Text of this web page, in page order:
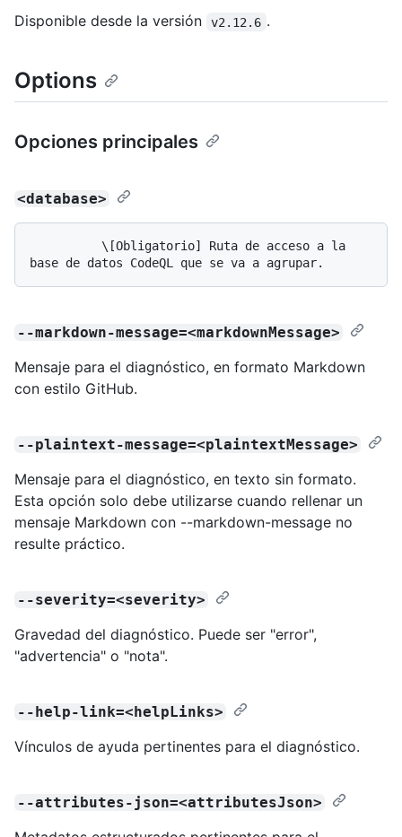
Disponible desde la versión v2.12.6 .
Options
Opciones principales
<database>
--markdown-message=<markdownMessage>
Mensaje para el diagnóstico, en formato Markdown
con estilo GitHub.
--plaintext-message=<plaintextMessage>
Mensaje para el diagnóstico, en texto sin formato.
Esta opción solo debe utilizarse cuando rellenar un
mensaje Markdown con --markdown-message no
resulte práctico.
--severity=<severity>
Gravedad del diagnóstico. Puede ser "error",
"advertencia" o "nota".
--help-link=<helpLinks>
Vínculos de ayuda pertinentes para el diagnóstico.
--attributes-json=<attributesJson>